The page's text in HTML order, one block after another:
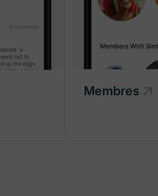
Membres